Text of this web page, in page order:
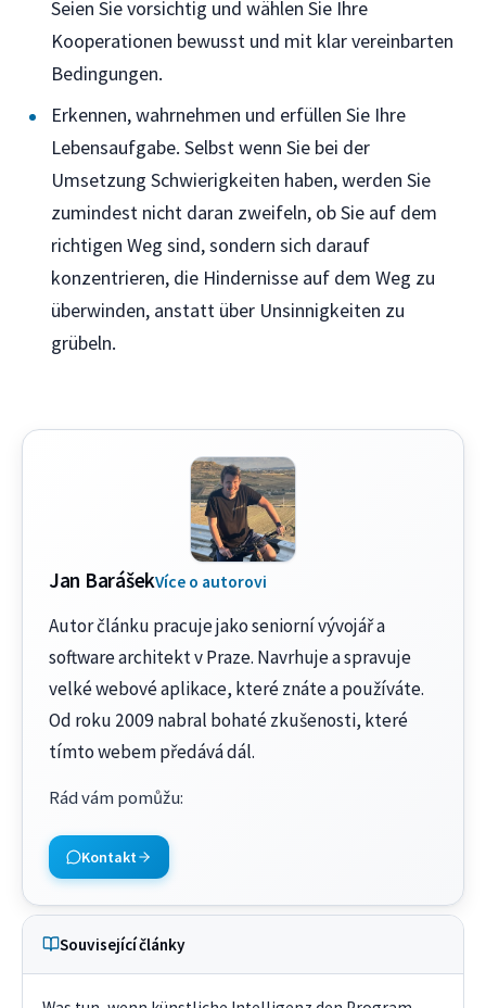
Seien Sie vorsichtig und wählen Sie Ihre
Kooperationen bewusst und mit klar vereinbarten
Bedingungen.
Erkennen, wahrnehmen und erfüllen Sie Ihre
Lebensaufgabe. Selbst wenn Sie bei der
Umsetzung Schwierigkeiten haben, werden Sie
zumindest nicht daran zweifeln, ob Sie auf dem
richtigen Weg sind, sondern sich darauf
konzentrieren, die Hindernisse auf dem Weg zu
überwinden, anstatt über Unsinnigkeiten zu
grübeln.
Jan BarášekVíce o autorovi
Autor článku pracuje jako seniorní vývojář a
software architekt v Praze. Navrhuje a spravuje
velké webové aplikace, které znáte a používáte.
Od roku 2009 nabral bohaté zkušenosti, které
tímto webem předává dál.
Rád vám pomůžu:
Kontakt
Související články